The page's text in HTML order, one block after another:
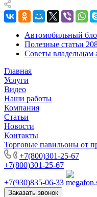
Автомобильный
Полезные статьи
Советы владельцам
Главная
Услуги
Видео
Наши работы
Компания
Статьи
Новости
Контакты
Торговые павильоны от
+7(800)301-25-67
+7(800)301-25-67
+7(930)835-06-33
Заказать звонок